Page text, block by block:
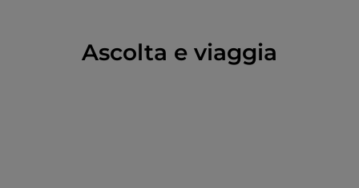
Ascolta e viaggia